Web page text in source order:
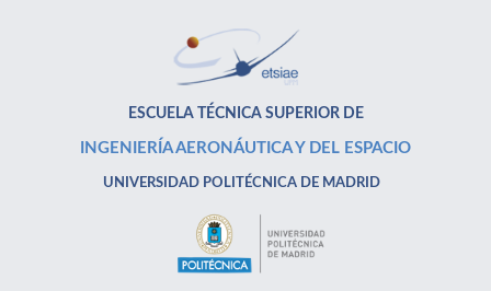
ESCUELA TÉCNICA SUPERIOR DE
INGENIERÍA AERONÁUTICA Y DEL ESPACIO
UNIVERSIDAD POLITÉCNICA DE MADRID